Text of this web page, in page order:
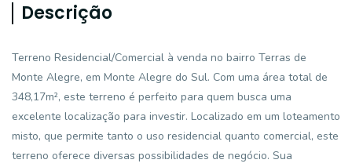
Descrição
Terreno Residencial/Comercial à venda no bairro Terras de
Monte Alegre, em Monte Alegre do Sul. Com uma área total de
348,17m², este terreno é perfeito para quem busca uma
excelente localização para investir. Localizado em um loteamento
misto, que permite tanto o uso residencial quanto comercial, este
terreno oferece diversas possibilidades de negócio. Sua